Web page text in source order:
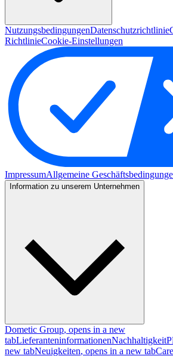
NutzungsbedingungenDatenschutzrichtlinie
RichtlinieCookie-Einstellungen
ImpressumAllgemeine
Information zu unserem Unternehmen
Dometic Group, opens in a new
tabLieferanteninformationenNachhaltigkeit
new tabNeuigkeiten, opens in a new tab